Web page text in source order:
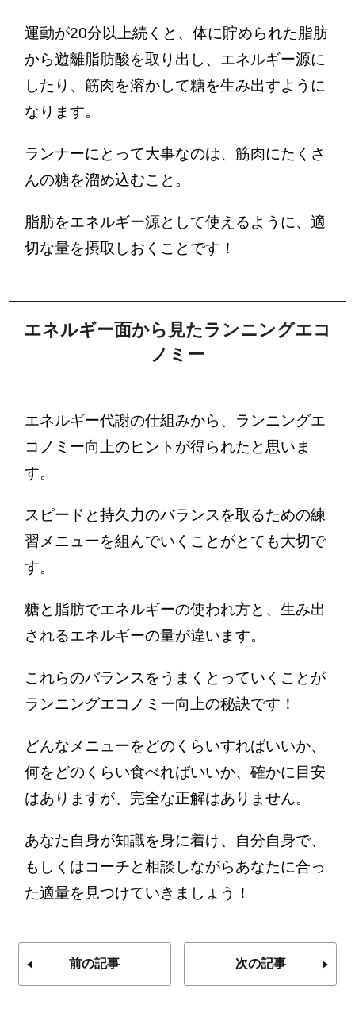
運動が20分以上続くと、体に貯められた脂肪
から遊離脂肪酸を取り出し、エネルギー源に
したり、筋肉を溶かして糖を生み出すように
なります。
ランナーにとって大事なのは、筋肉にたくさ
んの糖を溜め込むこと。
脂肪をエネルギー源として使えるように、適
切な量を摂取しおくことです！
エネルギー面から見たランニングエコ
ノミー
エネルギー代謝の仕組みから、ランニングエ
コノミー向上のヒントが得られたと思いま
す。
スピードと持久力のバランスを取るための練
習メニューを組んでいくことがとても大切で
す。
糖と脂肪でエネルギーの使われ方と、生み出
されるエネルギーの量が違います。
これらのバランスをうまくとっていくことが
ランニングエコノミー向上の秘訣です！
どんなメニューをどのくらいすればいいか、
何をどのくらい食べればいいか、確かに目安
はありますが、完全な正解はありません。
あなた自身が知識を身に着け、自分自身で、
もしくはコーチと相談しながらあなたに合っ
た適量を見つけていきましょう！
次の記事
前の記事